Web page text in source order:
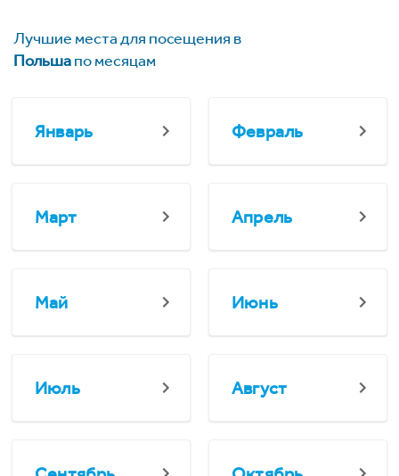
Лучшие места для посещения в
Польшапо месяцам
Январь Февраль
Март Апрель
Май Июнь
Июль Август